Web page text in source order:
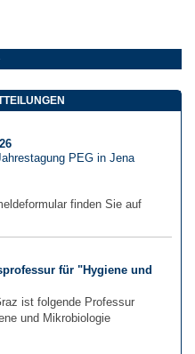
PEG in Jena
finden Sie auf
für "Hygiene und
ist folgende Professur
und Mikrobiologie